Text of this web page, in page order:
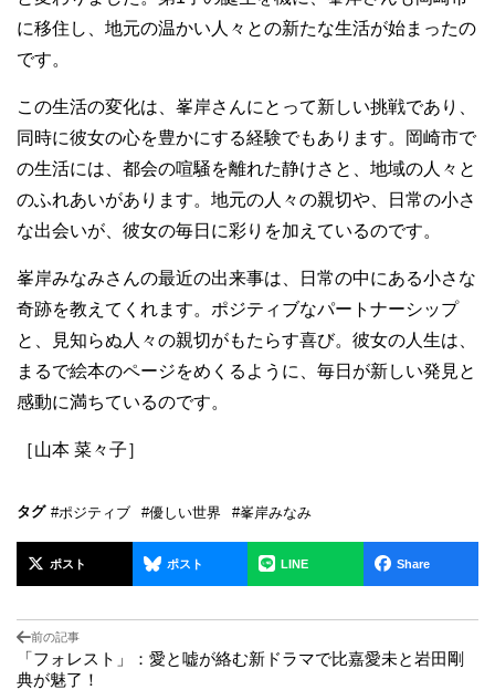
に移住し、地元の温かい人々との新たな生活が始まったの
です。
この生活の変化は、峯岸さんにとって新しい挑戦であり、
同時に彼女の心を豊かにする経験でもあります。岡崎市で
の生活には、都会の喧騒を離れた静けさと、地域の人々と
のふれあいがあります。地元の人々の親切や、日常の小さ
な出会いが、彼女の毎日に彩りを加えているのです。
峯岸みなみさんの最近の出来事は、日常の中にある小さな
奇跡を教えてくれます。ポジティブなパートナーシップ
と、見知らぬ人々の親切がもたらす喜び。彼女の人生は、
まるで絵本のページをめくるように、毎日が新しい発見と
感動に満ちているのです。
［山本 菜々子］
タグ #ポジティブ #優しい世界 #峯岸みなみ
ポスト ポスト LINE Share
前の記事
「フォレスト」：愛と嘘が絡む新ドラマで比嘉愛未と岩田剛
典が魅了！